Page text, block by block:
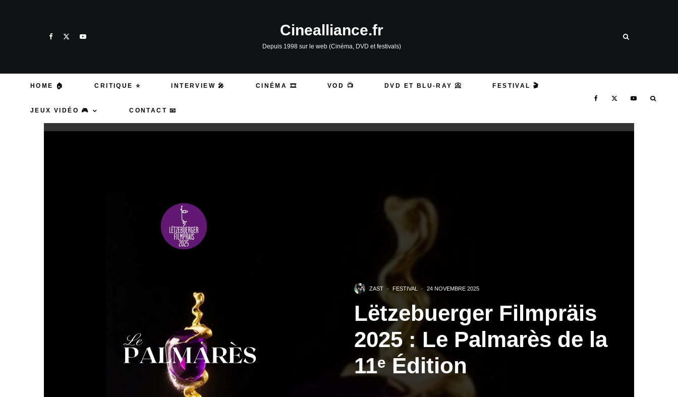
Cinealliance.fr
Depuis 1998 sur le web (Cinéma, DVD et festivals)
HOME 🏠 CRITIQUE ⭐ INTERVIEW 🎤 CINÉMA 🎞️ VOD 📺 DVD ET BLU-RAY 📀 FESTIVAL 🎬
JEUX VIDÉO 🎮 CONTACT 📧
ZAST · FESTIVAL · 24 NOVEMBRE 2025
Lëtzebuerger Filmpräis
2025 : Le Palmarès de la
11ᵉ Édition